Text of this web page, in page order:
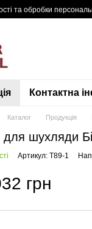
та обробки
Контактна
Каталог Продукція
для шухляди
Артикул: T89-1
грн